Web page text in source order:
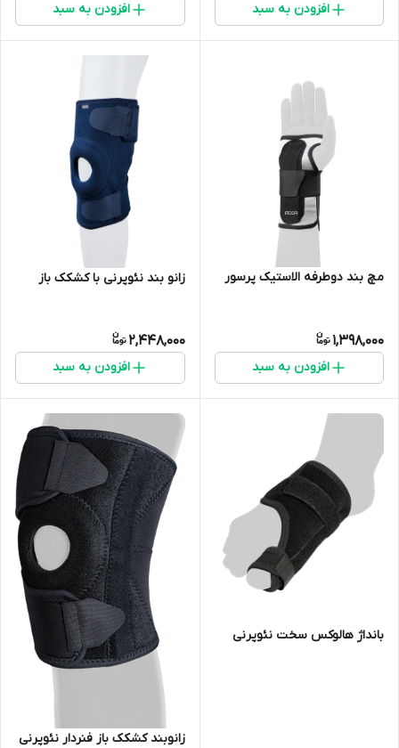
افزودن به سبد افزودن به سبد
مچ بند دوطرفه الاستیک پرسور
1,398,000
افزودن به سبد
زانو بند نئوپرنی با کشکک باز
2,448,000
افزودن به سبد
بانداژ هالوکس سخت نئوپرنی
زانوبند کشکک باز فنردار نئوپرنی